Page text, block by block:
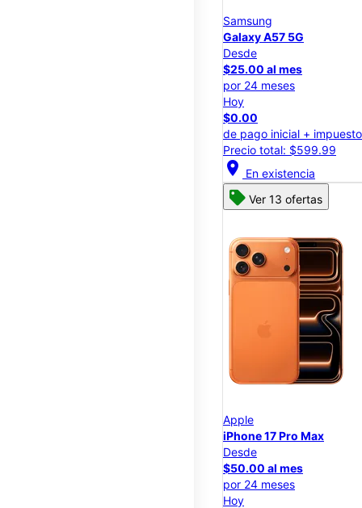
Samsung
Galaxy A57 5G
Desde
$25.00 al mes
por 24 meses
Hoy
$0.00
de pago inicial +
Precio total: $599.99
location_on En existencia
Ver 13 ofertas
Apple
iPhone 17 Pro Max
Desde
$50.00 al mes
por 24 meses
Hoy